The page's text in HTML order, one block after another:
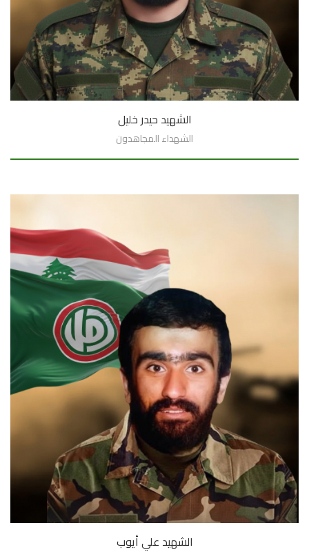
الشهيد حيدر خليل
الشهداء المجاهدون
السيرة الذاتية
الشهيد علي أيوب